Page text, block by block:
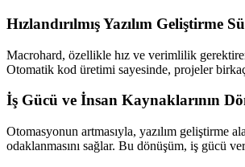
Hızlandırılmış Yazılım Geliştirme
Macrohard, özellikle hız ve verimlilik
Otomatik kod üretimi sayesinde, projeler
İş Gücü ve İnsan Kaynaklarının
Otomasyonun artmasıyla, yazılım geliştirme
odaklanmasını sağlar. Bu dönüşüm, iş gücü